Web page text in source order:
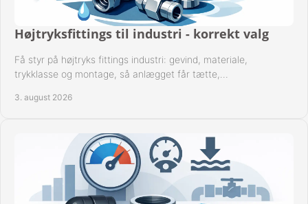
Højtryksfittings til industri - korrekt valg
Få styr på højtryks fittings industri: gevind, materiale,
trykklasse og montage, så anlægget får tætte,
3. august 2026